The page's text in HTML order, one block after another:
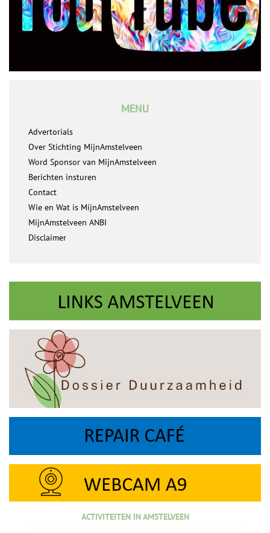
MENU
Advertorials
Over Stichting MijnAmstelveen
Word Sponsor van MijnAmstelveen
Berichten insturen
Contact
Wie en Wat is MijnAmstelveen
MijnAmstelveen ANBI
Disclaimer
ACTIVITEITEN IN AMSTELVEEN